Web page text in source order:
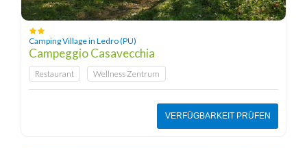
Camping Village in Ledro (PU)
Campeggio Casavecchia
Restaurant Wellness Zentrum
VERFÜGBARKEIT PRÜFEN